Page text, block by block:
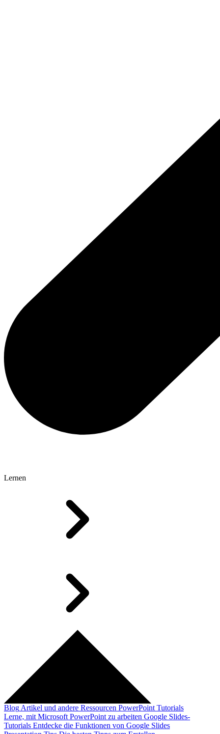
Lernen
Blog Artikel und andere Ressourcen PowerPoint Tutorials
Lerne, mit Microsoft PowerPoint zu arbeiten Google Slides-
Tutorials Entdecke die Funktionen von Google Slides